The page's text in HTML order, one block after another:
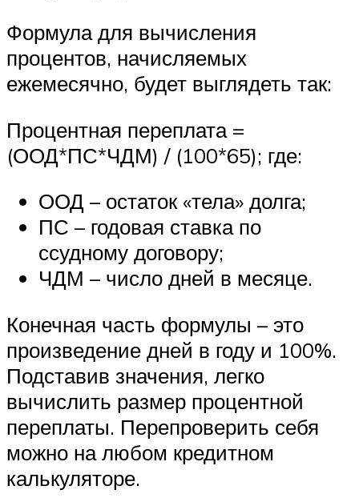
Формула для вычисления
процентов, начисляемых
ежемесячно, будет выглядеть так:
Процентная переплата =
(ООД*ПС*ЧДМ) / (100*65); где:
ООД – остаток «тела» долга;
ПС – годовая ставка по
ссудному договору;
ЧДМ – число дней в месяце.
Конечная часть формулы – это
произведение дней в году и 100%.
Подставив значения, легко
вычислить размер процентной
переплаты. Перепроверить себя
можно на любом кредитном
калькуляторе.